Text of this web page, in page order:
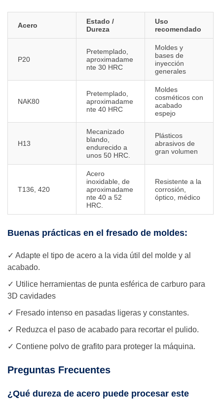
Acero
Estado /
Dureza
Uso
recomendado
P20
Pretemplado,
aproximadame
nte 30 HRC
Moldes y
bases de
inyección
generales
NAK80
Pretemplado,
aproximadame
nte 40 HRC
Moldes
cosméticos con
acabado
espejo
H13
Mecanizado
blando,
endurecido a
unos 50 HRC.
Plásticos
abrasivos de
gran volumen
T136, 420
Acero
inoxidable, de
aproximadame
nte 40 a 52
HRC.
Resistente a la
corrosión,
óptico, médico
Buenas prácticas en el fresado de moldes:
✓ Adapte el tipo de acero a la vida útil del molde y al
acabado.
✓ Utilice herramientas de punta esférica de carburo para
3D cavidades
✓ Fresado intenso en pasadas ligeras y constantes.
✓ Reduzca el paso de acabado para recortar el pulido.
✓ Contiene polvo de grafito para proteger la máquina.
Preguntas Frecuentes
¿Qué dureza de acero puede procesar este